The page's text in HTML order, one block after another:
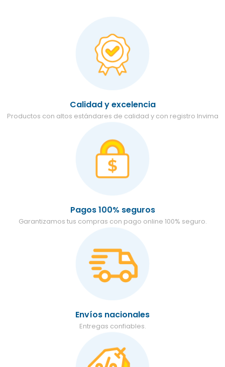
Calidad y excelencia
Productos con altos estándares de calidad y con registro Invima
Pagos 100% seguros
Garantizamos tus compras con pago online 100% seguro.
Envíos nacionales
Entregas confiables.